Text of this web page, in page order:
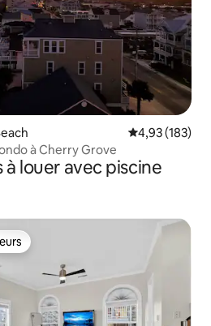
Note
4,93 (183)
à Cherry Grove
louer avec piscine
parmi les plus aimés